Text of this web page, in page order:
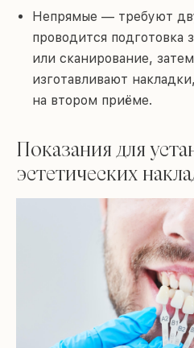
Непрямые — требуют
проводится подготовка
или сканирование,
изготавливают
на втором приёме.
Показания для
эстетических